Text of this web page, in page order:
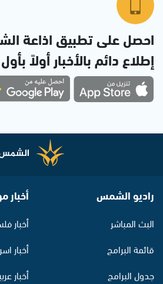
احصل على تطبيق اذاعة
إطلاع دائم بالأخبار أولاً بأول
راديو الشمس
البث المباشر
قائمة البرامج
جدول البرامج
أخبار
أخبار
أخبار